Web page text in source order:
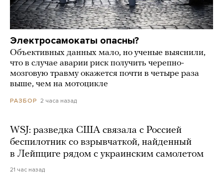
Электросамокаты опасны?
Объективных данных мало, но ученые выяснили,
что в случае аварии риск получить черепно-
мозговую травму окажется почти в четыре раза
выше, чем на мотоцикле
РАЗБОР 2 часа назад
WSJ: разведка США связала с Россией
беспилотник со взрывчаткой, найденный
в Лейпциге рядом с украинским самолетом
21 час назад